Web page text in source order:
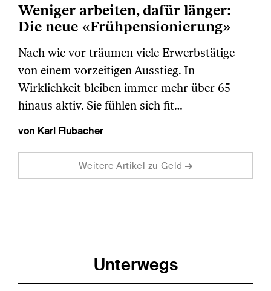
Weniger arbeiten, dafür länger:
Die neue «Frühpensionierung»
Nach wie vor träumen viele Erwerbstätige
von einem vorzeitigen Ausstieg. In
Wirklichkeit bleiben immer mehr über 65
hinaus aktiv. Sie fühlen sich fit…
von Karl Flubacher
Weitere Artikel zu Geld
Unterwegs